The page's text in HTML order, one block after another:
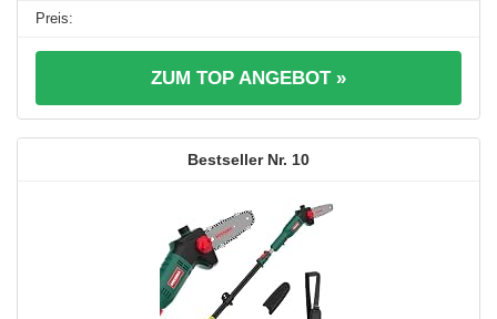
ZUM TOP ANGEBOT »
10